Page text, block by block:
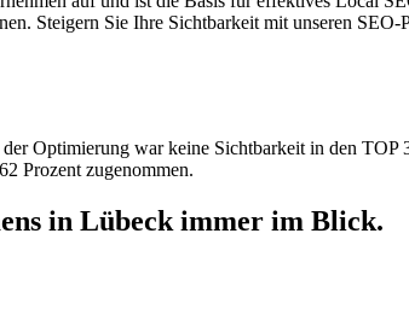
Steigern Sie Ihre Sichtbarkeit mit unseren SEO-
Optimierung war keine Sichtbarkeit in den TOP
Prozent zugenommen.
in Lübeck immer im Blick.